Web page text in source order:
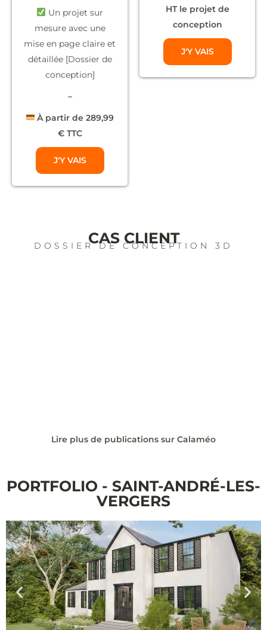
Un projet sur
mesureavec une
mise en page claire et
détaillée [Dossier de
conception]
–
À partir de 289,99
€ TTC
J'Y VAIS
HT le projet de
conception
J'Y VAIS
CAS CLIENT
DOSSIER DE CONCEPTION 3D
Lire plus de publications sur Calaméo
PORTFOLIO - SAINT-ANDRÉ-LES-
VERGERS